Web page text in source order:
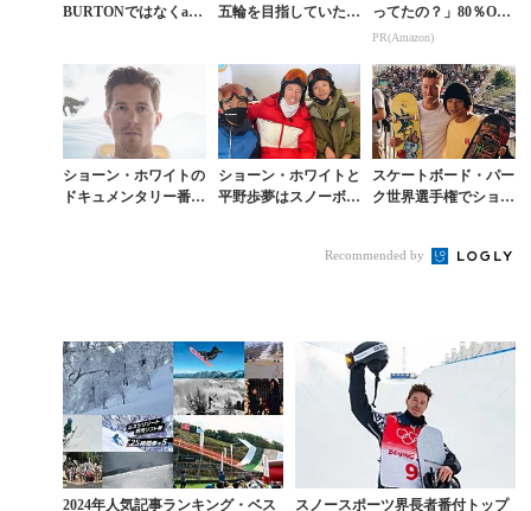
BURTONではなくadi
五輪を目指していたシ
ってたの？」80％OFF
以上が続々登場！Am
PR(Amazon)
ショーン・ホワイトの
ドキュメンタリー番組
ショーン・ホワイトと
平野歩夢はスノーボー
スケートボード・パー
ク世界選手権でショー
Recommended by
2024年人気記事ランキング・ベス
スノースポーツ界長者番付トップ